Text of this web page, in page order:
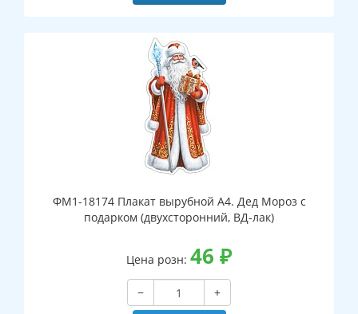
ФМ1-18174 Плакат вырубной А4. Дед Мороз с
подарком (двухсторонний, ВД-лак)
Цена розн: 46 ₽
−
+